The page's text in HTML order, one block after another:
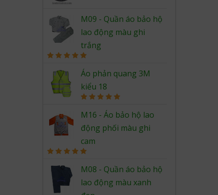
M09 - Quần áo bảo hộ
lao động màu ghi
trắng
out of 5
Áo phản quang 3M
kiểu 18
out of 5
M16 - Áo bảo hộ lao
động phối màu ghi
cam
out of 5
M08 - Quần áo bảo hộ
lao động màu xanh